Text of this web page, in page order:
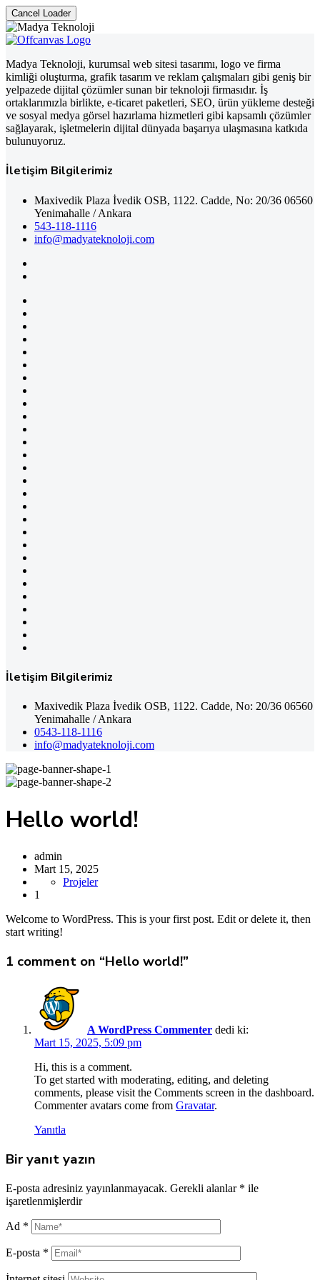
Cancel Loader
Madya Teknoloji, kurumsal web sitesi tasarımı, logo ve firma
kimliği oluşturma, grafik tasarım ve reklam çalışmaları gibi geniş bir
yelpazede dijital çözümler sunan bir teknoloji firmasıdır. İş
ortaklarımızla birlikte, e-ticaret paketleri, SEO, ürün yükleme desteği
ve sosyal medya görsel hazırlama hizmetleri gibi kapsamlı çözümler
sağlayarak, işletmelerin dijital dünyada başarıya ulaşmasına katkıda
bulunuyoruz.
İletişim Bilgilerimiz
Maxivedik Plaza İvedik OSB, 1122. Cadde, No: 20/36 06560
Yenimahalle / Ankara
543-118-1116
info@madyateknoloji.com
İletişim Bilgilerimiz
Maxivedik Plaza İvedik OSB, 1122. Cadde, No: 20/36 06560
Yenimahalle / Ankara
0543-118-1116
info@madyateknoloji.com
Hello world!
admin
Mart 15, 2025
Projeler
1
Welcome to WordPress. This is your first post. Edit or delete it, then
start writing!
1 comment on “Hello world!”
A WordPress Commenter dedi ki:
Mart 15, 2025, 5:09 pm
Hi, this is a comment.
To get started with moderating, editing, and deleting
comments, please visit the Comments screen in the dashboard.
Commenter avatars come from Gravatar.
Yanıtla
Bir yanıt yazın
E-posta adresiniz yayınlanmayacak. Gerekli alanlar * ile
işaretlenmişlerdir
Ad *
E-posta *